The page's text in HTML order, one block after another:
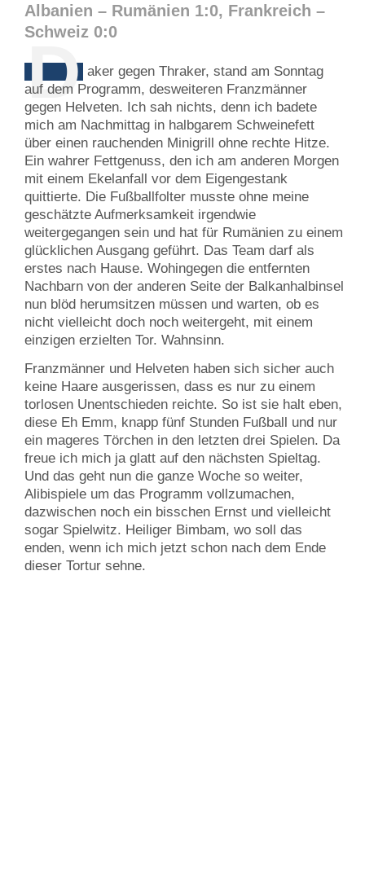
Albanien – Rumänien 1:0, Frankreich –
Schweiz 0:0
D aker gegen Thraker, stand am Sonntag
auf dem Programm, desweiteren Franzmänner
gegen Helveten. Ich sah nichts, denn ich badete
mich am Nachmittag in halbgarem Schweinefett
über einen rauchenden Minigrill ohne rechte Hitze.
Ein wahrer Fettgenuss, den ich am anderen Morgen
mit einem Ekelanfall vor dem Eigengestank
quittierte. Die Fußballfolter musste ohne meine
geschätzte Aufmerksamkeit irgendwie
weitergegangen sein und hat für Rumänien zu einem
glücklichen Ausgang geführt. Das Team darf als
erstes nach Hause. Wohingegen die entfernten
Nachbarn von der anderen Seite der Balkanhalbinsel
nun blöd herumsitzen müssen und warten, ob es
nicht vielleicht doch noch weitergeht, mit einem
einzigen erzielten Tor. Wahnsinn.
Franzmänner und Helveten haben sich sicher auch
keine Haare ausgerissen, dass es nur zu einem
torlosen Unentschieden reichte. So ist sie halt eben,
diese Eh Emm, knapp fünf Stunden Fußball und nur
ein mageres Törchen in den letzten drei Spielen. Da
freue ich mich ja glatt auf den nächsten Spieltag.
Und das geht nun die ganze Woche so weiter,
Alibispiele um das Programm vollzumachen,
dazwischen noch ein bisschen Ernst und vielleicht
sogar Spielwitz. Heiliger Bimbam, wo soll das
enden, wenn ich mich jetzt schon nach dem Ende
dieser Tortur sehne.